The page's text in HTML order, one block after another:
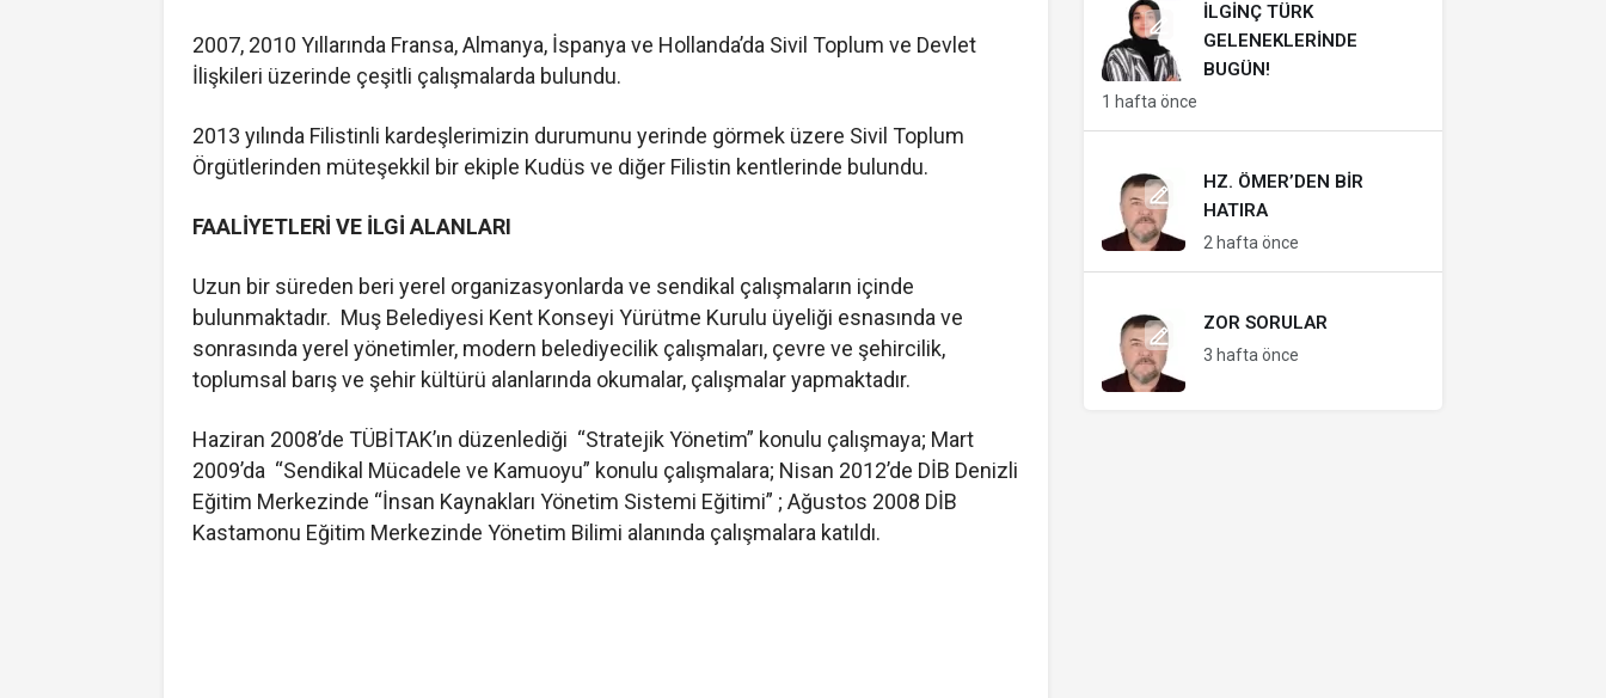
2007, 2010 Yıllarında Fransa, Almanya, İspanya ve Hollanda’da Sivil Toplum ve Devlet
İlişkileri üzerinde çeşitli çalışmalarda bulundu.
2013 yılında Filistinli kardeşlerimizin durumunu yerinde görmek üzere Sivil Toplum
Örgütlerinden müteşekkil bir ekiple Kudüs ve diğer Filistin kentlerinde bulundu.
FAALİYETLERİ VE İLGİ ALANLARI
Uzun bir süreden beri yerel organizasyonlarda ve sendikal çalışmaların içinde
bulunmaktadır. Muş Belediyesi Kent Konseyi Yürütme Kurulu üyeliği esnasında ve
sonrasında yerel yönetimler, modern belediyecilik çalışmaları, çevre ve şehircilik,
toplumsal barış ve şehir kültürü alanlarında okumalar, çalışmalar yapmaktadır.
Haziran 2008’de TÜBİTAK’ın düzenlediği “Stratejik Yönetim” konulu çalışmaya; Mart
2009’da “Sendikal Mücadele ve Kamuoyu” konulu çalışmalara; Nisan 2012’de DİB Denizli
Eğitim Merkezinde “İnsan Kaynakları Yönetim Sistemi Eğitimi” ; Ağustos 2008 DİB
Kastamonu Eğitim Merkezinde Yönetim Bilimi alanında çalışmalara katıldı.
İLGINÇ TÜRK
GELENEKLERINDE
BUGÜN!
1 hafta önce
HZ. ÖMER’DEN BIR
HATIRA
2 hafta önce
ZOR SORULAR
3 hafta önce